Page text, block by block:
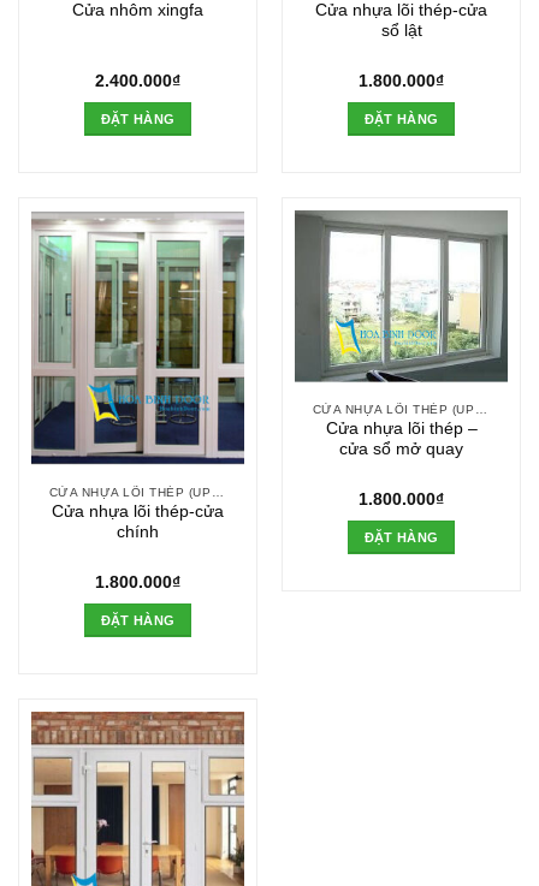
Cửa nhôm xingfa
2.400.000₫
ĐẶT HÀNG
Cửa nhựa lõi thép-cửa
sổ lật
1.800.000₫
ĐẶT HÀNG
Cửa nhựa lõi thép-cửa
chính
1.800.000₫
ĐẶT HÀNG
Cửa nhựa lõi thép –
cửa sổ mở quay
1.800.000₫
ĐẶT HÀNG